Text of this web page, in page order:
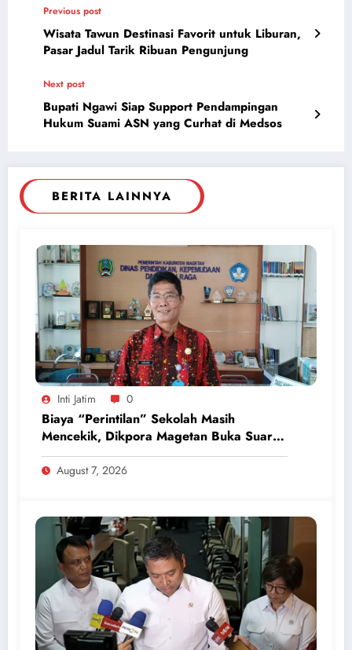
Previous post
Wisata Tawun Destinasi Favorit untuk Liburan,
Pasar Jadul Tarik Ribuan Pengunjung
Next post
Bupati Ngawi Siap Support Pendampingan
Hukum Suami ASN yang Curhat di Medsos
BERITA LAINNYA
Inti Jatim 0
Biaya “Perintilan” Sekolah Masih
Mencekik, Dikpora Magetan Buka Suara
Soal Polemik Seragam dan Modul
August 7, 2026